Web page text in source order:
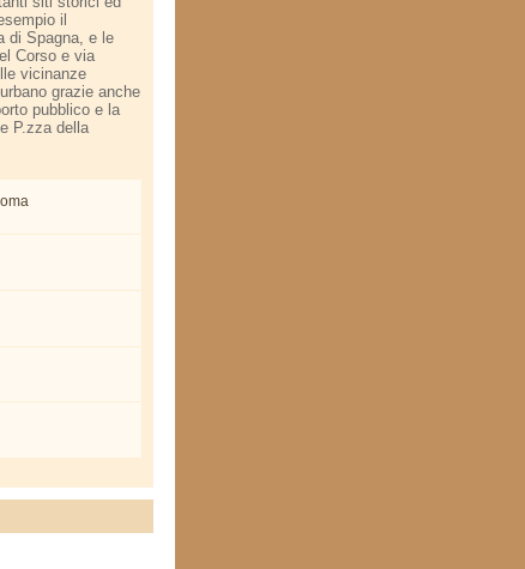
il
di Spagna, e le
Corso e via
vicinanze
grazie anche
pubblico e la
P.zza della